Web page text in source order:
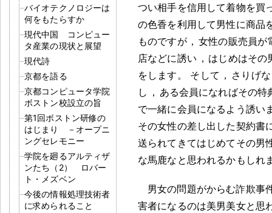
バイオテクノロジーは
何をもたらすか
現代中国 コンピュー
タ産業の現状と展望
現代詩
京都を語る
京都コンピュータ学院
ボストン校設立の旨
第1回ボストン研修の
はじまり －オープニ
ングセレモニー
学院を廻るアルティザ
ンたち（2） ロバー
ト・メズベン
今後の情報処理技術者
に求められること
つい相手を信用して着物を買
の色香を利用して男性に商品
ものですが ， 女性の販売員が
店などに誘い ， はじめはその
をします 。 そして ， さりげ
し ， ある会員になればその
で一緒に会員になるよう誘い
その女性の差し出した契約書
送られてきてはじめてその男
な馬鹿なと思われるかもしれ
男女の問題がからむ詐欺事
害者になるのは美男美女と思